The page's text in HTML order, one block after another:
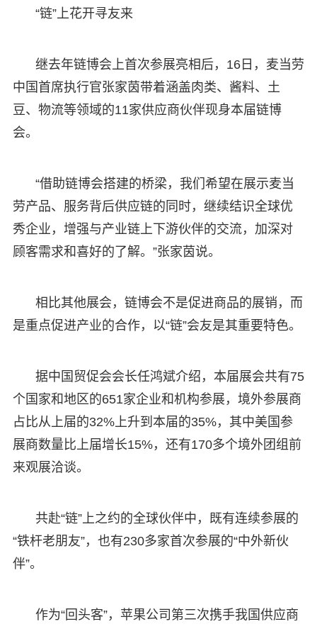
“链”上花开寻友来
继去年链博会上首次参展亮相后，16日，麦当劳
中国首席执行官张家茵带着涵盖肉类、酱料、土
豆、物流等领域的11家供应商伙伴现身本届链博
会。
“借助链博会搭建的桥梁，我们希望在展示麦当
劳产品、服务背后供应链的同时，继续结识全球优
秀企业，增强与产业链上下游伙伴的交流，加深对
顾客需求和喜好的了解。”张家茵说。
相比其他展会，链博会不是促进商品的展销，而
是重点促进产业的合作，以“链”会友是其重要特色。
据中国贸促会会长任鸿斌介绍，本届展会共有75
个国家和地区的651家企业和机构参展，境外参展商
占比从上届的32%上升到本届的35%，其中美国参
展商数量比上届增长15%，还有170多个境外团组前
来观展洽谈。
共赴“链”上之约的全球伙伴中，既有连续参展的
“铁杆老朋友”，也有230多家首次参展的“中外新伙
伴”。
作为“回头客”，苹果公司第三次携手我国供应商